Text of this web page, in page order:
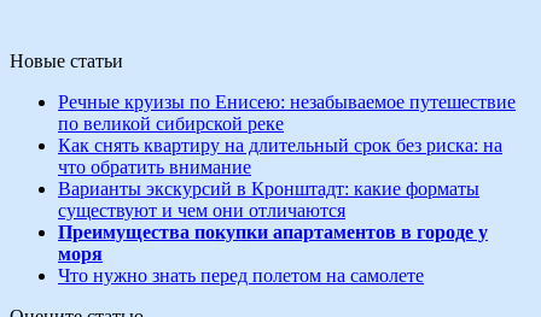
Новые статьи
Речные круизы по Енисею: незабываемое путешествие
по великой сибирской реке
Как снять квартиру на длительный срок без риска: на
что обратить внимание
Варианты экскурсий в Кронштадт: какие форматы
существуют и чем они отличаются
Преимущества покупки апартаментов в городе у
моря
Что нужно знать перед полетом на самолете